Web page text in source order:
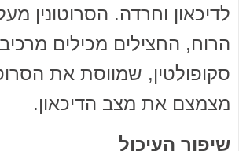
לדיכאון וחרדה. הסרוטונין
הרוח, החצילים מכילים
סקופולטין, שמווסת את
מצמצם את מצב הדיכאון.
שיפור העיכול